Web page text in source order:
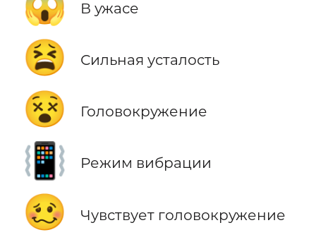
В ужасе
😫 Сильная усталость
😵 Головокружение
📳 Режим вибрации
🥴 Чувствует головокружение